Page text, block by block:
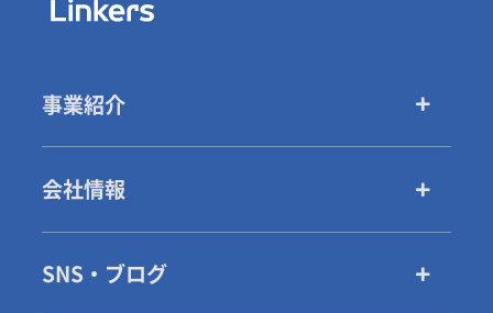
事業紹介
会社情報
SNS・ブログ